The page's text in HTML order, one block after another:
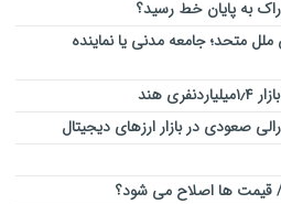
به پایان خط رسید؟
متحد؛ جامعه مدنی یا نماینده
هند
صعودی در بازار ارزهای دیجیتال
قیمت ها اصلاح می شود؟